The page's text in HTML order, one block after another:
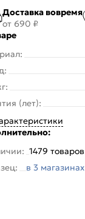
Доставка вовремя
от 690 ₽
(лет):
1479 товаров
в 3 магазинах